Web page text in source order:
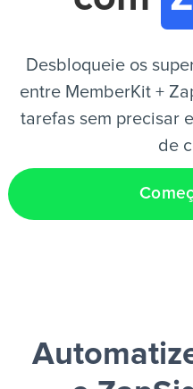
Desbloqueie os
entre MemberKit +
tarefas sem precisar
de